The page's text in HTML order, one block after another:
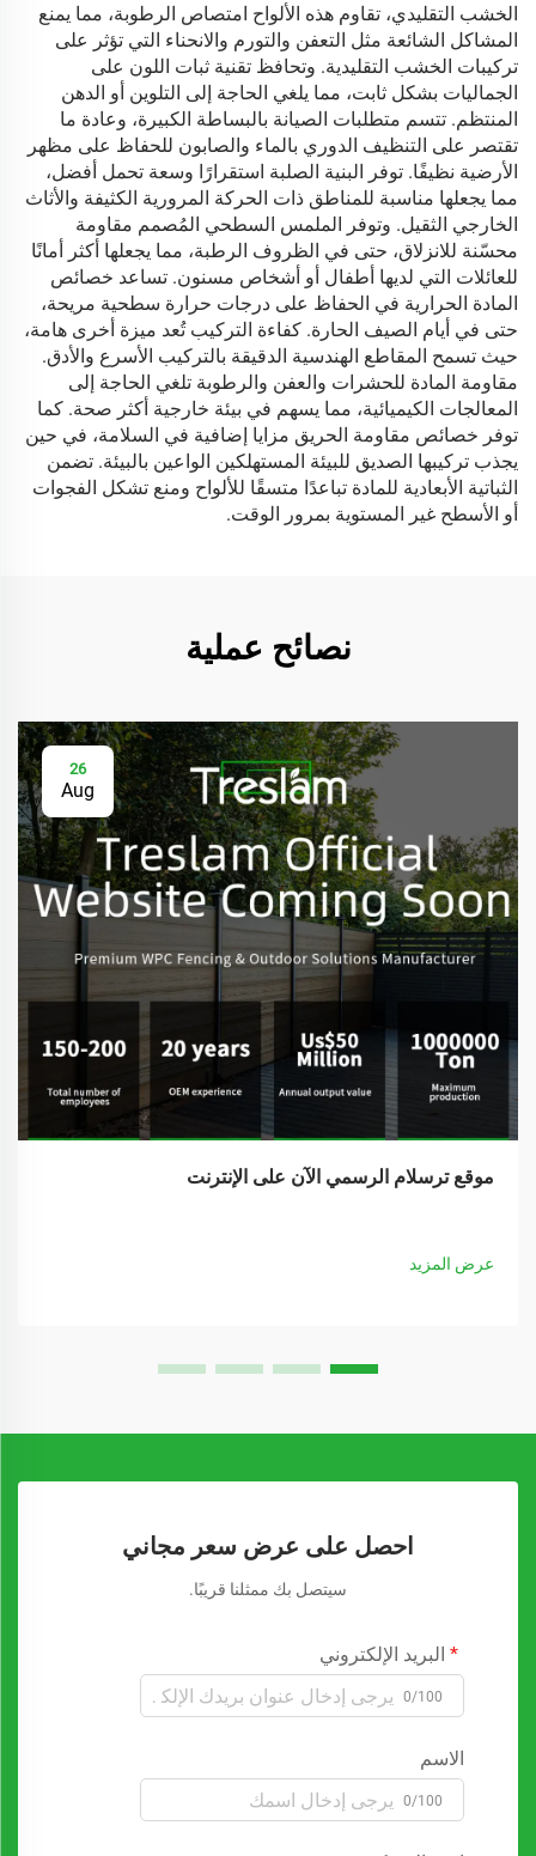
الخشب التقليدي، تقاوم هذه الألواح امتصاص الرطوبة، مما يمنع
المشاكل الشائعة مثل التعفن والتورم والانحناء التي تؤثر على
تركيبات الخشب التقليدية. وتحافظ تقنية ثبات اللون على
الجماليات بشكل ثابت، مما يلغي الحاجة إلى التلوين أو الدهن
المنتظم. تتسم متطلبات الصيانة بالبساطة الكبيرة، وعادة ما
تقتصر على التنظيف الدوري بالماء والصابون للحفاظ على مظهر
الأرضية نظيفًا. توفر البنية الصلبة استقرارًا وسعة تحمل أفضل،
مما يجعلها مناسبة للمناطق ذات الحركة المرورية الكثيفة والأثاث
الخارجي الثقيل. وتوفر الملمس السطحي المُصمم مقاومة
محسّنة للانزلاق، حتى في الظروف الرطبة، مما يجعلها أكثر أمانًا
للعائلات التي لديها أطفال أو أشخاص مسنون. تساعد خصائص
المادة الحرارية في الحفاظ على درجات حرارة سطحية مريحة،
حتى في أيام الصيف الحارة. كفاءة التركيب تُعد ميزة أخرى هامة،
حيث تسمح المقاطع الهندسية الدقيقة بالتركيب الأسرع والأدق.
مقاومة المادة للحشرات والعفن والرطوبة تلغي الحاجة إلى
المعالجات الكيميائية، مما يسهم في بيئة خارجية أكثر صحة. كما
توفر خصائص مقاومة الحريق مزايا إضافية في السلامة، في حين
يجذب تركيبها الصديق للبيئة المستهلكين الواعين بالبيئة. تضمن
الثباتية الأبعادية للمادة تباعدًا متسقًا للألواح ومنع تشكل الفجوات
أو الأسطح غير المستوية بمرور الوقت.
نصائح عملية
26
Aug
موقع ترسلام الرسمي الآن على الإنترنت
عرض المزيد
احصل على عرض سعر مجاني
سيتصل بك ممثلنا قريبًا.
البريد الإلكتروني
0/100
الاسم
0/100